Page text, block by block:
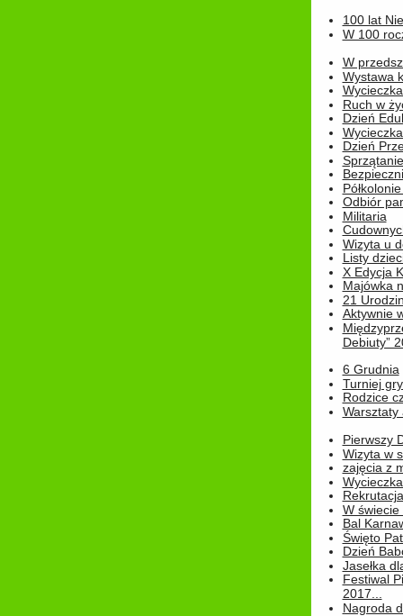
100 lat
W 100
W
Wystawa
Ruch w
Dzień
Dzień
Odbiór
Militaria
Wizyta u
Listy
X Edycja
Majówka
21
Aktywnie
Debiuty”
6 Grudnia
Turniej
Rodzice
Warsztaty
Pierwszy
Wizyta w
zajęcia z
W świecie
Bal
Święto
Dzień
Jasełka
Festiwal
2017...
Nagroda